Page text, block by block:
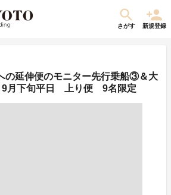
さがす 新規登録
の延伸便のモニター先行乗船③＆大
月下旬平日 上り便 9名限定